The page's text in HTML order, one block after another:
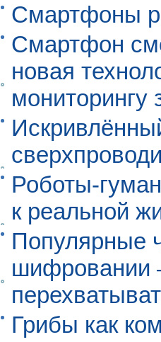
Смартфоны
Смартфон
новая
мониторингу
Роботы-
к реальной
Популярные
шифровании
Грибы как